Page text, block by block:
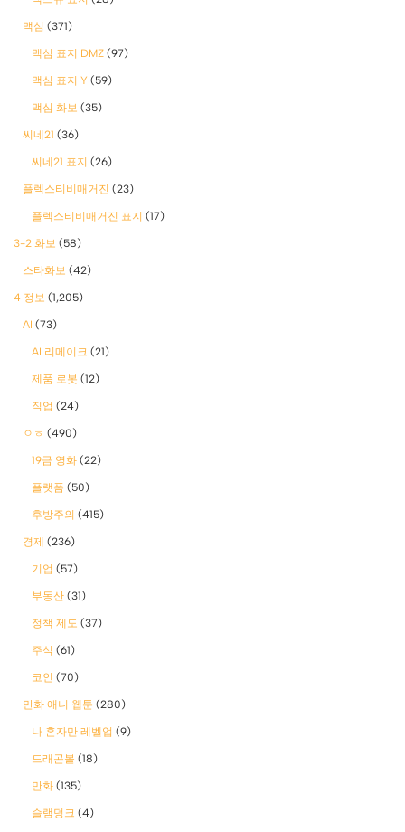
맥심 (371)
맥심 표지 DMZ (97)
맥심 표지 Y (59)
맥심 화보 (35)
씨네21 (36)
씨네21 표지 (26)
플렉스티비매거진 (23)
플렉스티비매거진 표지 (17)
3-2 화보 (58)
스타화보 (42)
4 정보 (1,205)
AI (73)
AI 리메이크 (21)
제품 로봇 (12)
직업 (24)
ㅇㅎ (490)
19금 영화 (22)
플랫폼 (50)
후방주의 (415)
경제 (236)
기업 (57)
부동산 (31)
정책 제도 (37)
주식 (61)
코인 (70)
만화 애니 웹툰 (280)
나 혼자만 레벨업 (9)
드래곤볼 (18)
만화 (135)
슬램덩크 (4)